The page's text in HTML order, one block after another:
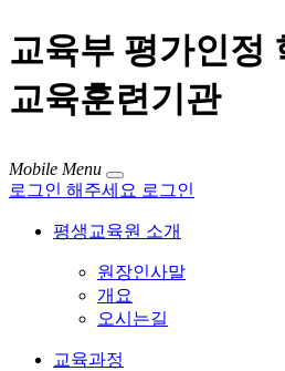
교육부 평가인정
교육훈련기관
Mobile Menu
로그인 해주세요 로그인
평생교육원 소개
원장인사말
개요
오시는길
교육과정